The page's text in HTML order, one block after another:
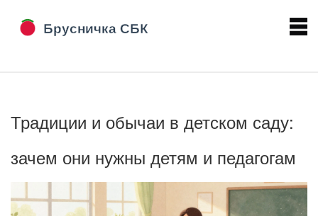
Традиции и обычаи в детском саду:
зачем они нужны детям и педагогам